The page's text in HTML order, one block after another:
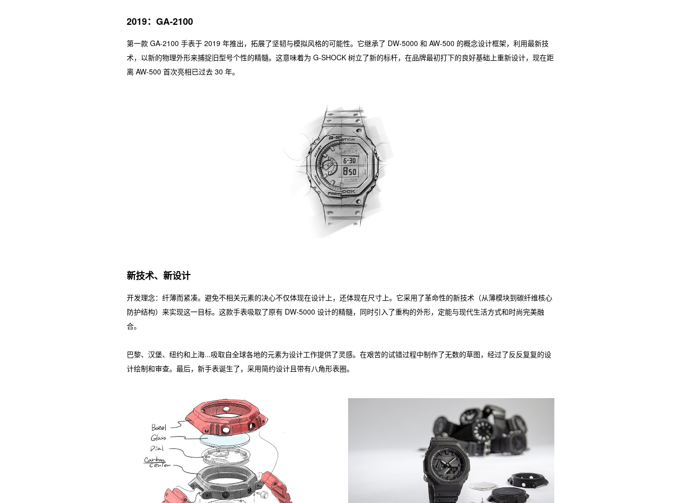
2019：GA-2100
第一款 GA-2100 手表于 2019 年推出，拓展了坚韧与模拟风格的可能性。它继承了 DW-5000 和 AW-500 的概念设计框架，利用最新技
术，以新的物理外形来捕捉旧型号个性的精髓。这意味着为 G-SHOCK 树立了新的标杆，在品牌最初打下的良好基础上重新设计，现在距
离 AW-500 首次亮相已过去 30 年。
新技术、新设计
开发理念：纤薄而紧凑。避免不相关元素的决心不仅体现在设计上，还体现在尺寸上。它采用了革命性的新技术（从薄模块到碳纤维核心
防护结构）来实现这一目标。这款手表吸取了原有 DW-5000 设计的精髓，同时引入了重构的外形，定能与现代生活方式和时尚完美融
合。
巴黎、汉堡、纽约和上海...吸取自全球各地的元素为设计工作提供了灵感。在艰苦的试错过程中制作了无数的草图，经过了反反复复的设
计绘制和审查。最后，新手表诞生了，采用简约设计且带有八角形表圈。